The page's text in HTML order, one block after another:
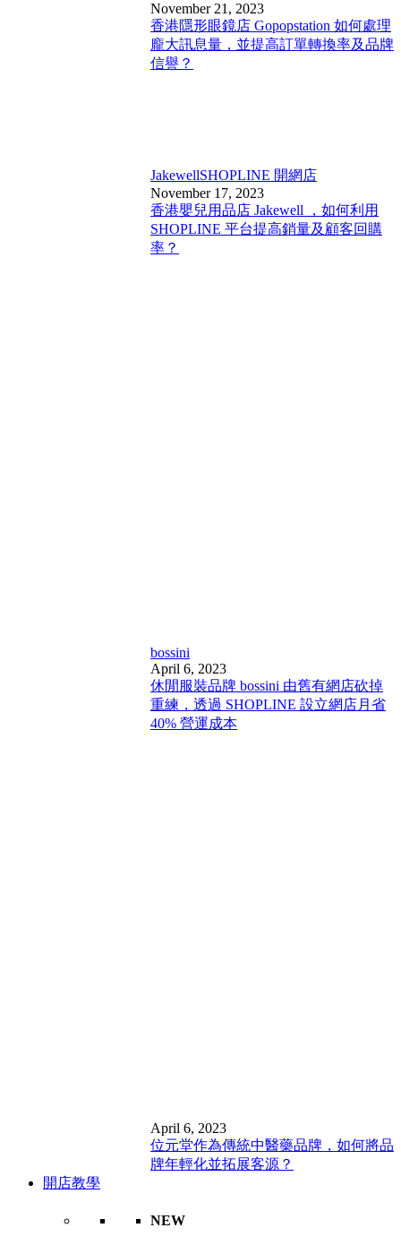
November 21, 2023
香港隱形眼鏡店 Gopopstation 如何處理
龐大訊息量，並提高訂單轉換率及品牌
信譽？
JakewellSHOPLINE 開網店
November 17, 2023
香港嬰兒用品店 Jakewell ，如何利用
SHOPLINE 平台提高銷量及顧客回購
率？
bossini
April 6, 2023
休閒服裝品牌 bossini 由舊有網店砍掉
重練，透過 SHOPLINE 設立網店月省
40% 營運成本
April 6, 2023
位元堂作為傳統中醫藥品牌，如何將品
牌年輕化並拓展客源？
開店教學
NEW